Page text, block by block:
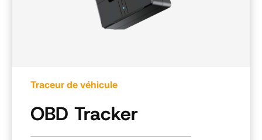
Traceur de véhicule
OBD Tracker